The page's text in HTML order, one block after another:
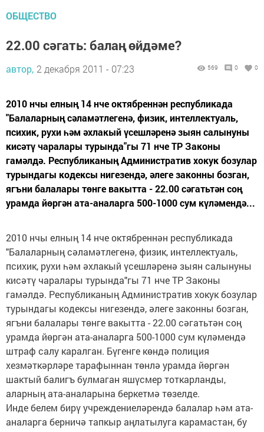
ОБЩЕСТВО
22.00 сәгать: балаң өйдәме?
автор, 2 декабря 2011 - 07:23 569 0 0
2010 нчы елның 14 нче октябреннән республикада
"Балаларның сәламәтлегенә, физик, интеллектуаль,
психик, рухи һәм әхлакый үсешләренә зыян салынуны
кисәтү чаралары турында"гы 71 нче ТР Законы
гамәлдә. Республиканың Административ хокук бозулар
турындагы кодексы нигезендә, әлеге законны бозган,
ягъни балалары төнге вакытта - 22.00 сәгатьтән соң
урамда йөргән ата-аналарга 500-1000 сум күләмендә...
2010 нчы елның 14 нче октябреннән республикада
"Балаларның сәламәтлегенә, физик, интеллектуаль,
психик, рухи һәм әхлакый үсешләренә зыян салынуны
кисәтү чаралары турында"гы 71 нче ТР Законы
гамәлдә. Республиканың Административ хокук бозулар
турындагы кодексы нигезендә, әлеге законны бозган,
ягъни балалары төнге вакытта - 22.00 сәгатьтән соң
урамда йөргән ата-аналарга 500-1000 сум күләмендә
штраф салу каралган. Бүгенге көндә полиция
хезмәткәрләре тарафыннан төнлә урамда йөргән
шактый балигъ булмаган яшүсмер тоткарланды,
аларның ата-аналарына беркетмә төзелде.
Инде белем бирү учреждениеләрендә балалар һәм ата-
аналарга берничә тапкыр аңлатылуга карамастан, бу